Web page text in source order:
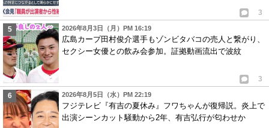
3
2026年8月3日（月）PM 16:19
広島カープ田村俊介選手もゾンビタバコの売人と繋がり、
セクシー女優との飲み会参加。証拠動画流出で波紋
3
2026年8月5日（水）PM 22:19
フジテレビ『有吉の夏休み』フワちゃんが復帰説。炎上で
出演シーンカット騒動から2年、有吉弘行が匂わせか